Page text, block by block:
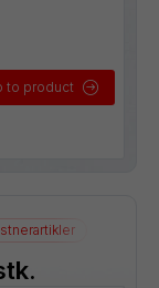
to product